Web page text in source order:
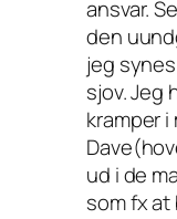
ansvar.
den
jeg
sjov. Jeg
kramper
ud i de
som fx